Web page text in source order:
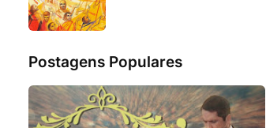
Postagens Populares